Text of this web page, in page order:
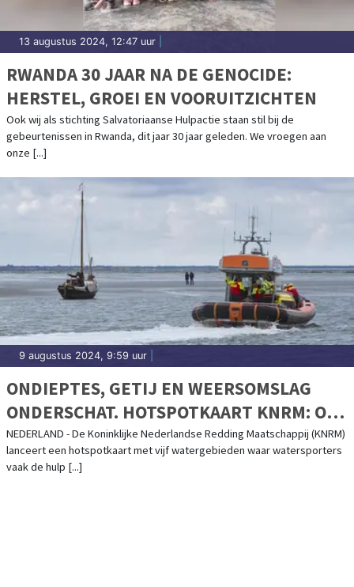
13 augustus 2024, 12:47 uur
RWANDA 30 JAAR NA DE GENOCIDE:
HERSTEL, GROEI EN VOORUITZICHTEN
Ook wij als stichting Salvatoriaanse Hulpactie staan stil bij de
gebeurtenissen in Rwanda, dit jaar 30 jaar geleden. We vroegen aan
onze [...]
9 augustus 2024, 9:59 uur
ONDIEPTES, GETIJ EN WEERSOMSLAG
ONDERSCHAT. HOTSPOTKAART KNRM: OP
DEZE PLEKKEN RAKEN WATERSPORTERS
IN PROBLEMEN.
NEDERLAND - De Koninklijke Nederlandse Redding Maatschappij (KNRM)
lanceert een hotspotkaart met vijf watergebieden waar watersporters
vaak de hulp [...]